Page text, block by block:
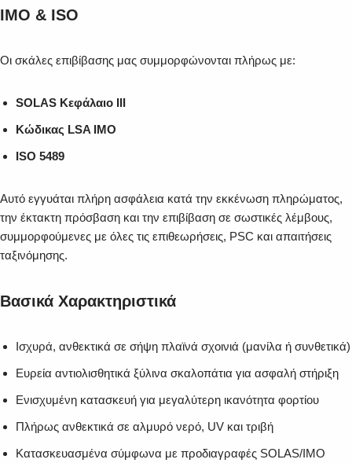
IMO & ISO
Οι σκάλες επιβίβασης μας συμμορφώνονται πλήρως με:
SOLAS Κεφάλαιο III
Κώδικας LSA IMO
ISO 5489
Αυτό εγγυάται πλήρη ασφάλεια κατά την εκκένωση πληρώματος,
την έκτακτη πρόσβαση και την επιβίβαση σε σωστικές λέμβους,
συμμορφούμενες με όλες τις επιθεωρήσεις, PSC και απαιτήσεις
ταξινόμησης.
Βασικά Χαρακτηριστικά
Ισχυρά, ανθεκτικά σε σήψη πλαϊνά σχοινιά (μανίλα ή συνθετικά)
Ευρεία αντιολισθητικά ξύλινα σκαλοπάτια για ασφαλή στήριξη
Ενισχυμένη κατασκευή για μεγαλύτερη ικανότητα φορτίου
Πλήρως ανθεκτικά σε αλμυρό νερό, UV και τριβή
Κατασκευασμένα σύμφωνα με προδιαγραφές SOLAS/IMO